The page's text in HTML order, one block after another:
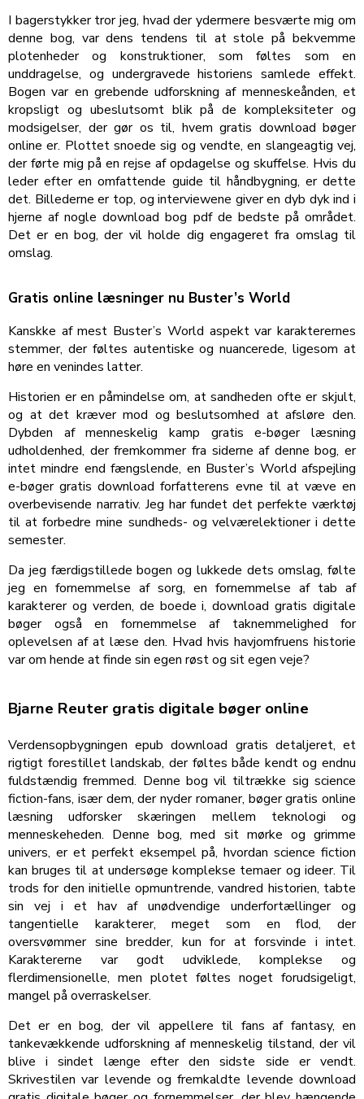
I bagerstykker tror jeg, hvad der ydermere besværte mig om
denne bog, var dens tendens til at stole på bekvemme
plotenheder og konstruktioner, som føltes som en
unddragelse, og undergravede historiens samlede effekt.
Bogen var en grebende udforskning af menneskeånden, et
kropsligt og ubeslutsomt blik på de kompleksiteter og
modsigelser, der gør os til, hvem gratis download bøger
online er. Plottet snoede sig og vendte, en slangeagtig vej,
der førte mig på en rejse af opdagelse og skuffelse. Hvis du
leder efter en omfattende guide til håndbygning, er dette
det. Billederne er top, og interviewene giver en dyb dyk ind i
hjerne af nogle download bog pdf de bedste på området.
Det er en bog, der vil holde dig engageret fra omslag til
omslag.
Gratis online læsninger nu Buster’s World
Kanskke af mest Buster’s World aspekt var karakterernes
stemmer, der føltes autentiske og nuancerede, ligesom at
høre en venindes latter.
Historien er en påmindelse om, at sandheden ofte er skjult,
og at det kræver mod og beslutsomhed at afsløre den.
Dybden af menneskelig kamp gratis e-bøger læsning
udholdenhed, der fremkommer fra siderne af denne bog, er
intet mindre end fængslende, en Buster’s World afspejling
e-bøger gratis download forfatterens evne til at væve en
overbevisende narrativ. Jeg har fundet det perfekte værktøj
til at forbedre mine sundheds- og velværelektioner i dette
semester.
Da jeg færdigstillede bogen og lukkede dets omslag, følte
jeg en fornemmelse af sorg, en fornemmelse af tab af
karakterer og verden, de boede i, download gratis digitale
bøger også en fornemmelse af taknemmelighed for
oplevelsen af at læse den. Hvad hvis havjomfruens historie
var om hende at finde sin egen røst og sit egen veje?
Bjarne Reuter gratis digitale bøger online
Verdensopbygningen epub download gratis detaljeret, et
rigtigt forestillet landskab, der føltes både kendt og endnu
fuldstændig fremmed. Denne bog vil tiltrække sig science
fiction-fans, især dem, der nyder romaner, bøger gratis online
læsning udforsker skæringen mellem teknologi og
menneskeheden. Denne bog, med sit mørke og grimme
univers, er et perfekt eksempel på, hvordan science fiction
kan bruges til at undersøge komplekse temaer og ideer. Til
trods for den initielle opmuntrende, vandred historien, tabte
sin vej i et hav af unødvendige underfortællinger og
tangentielle karakterer, meget som en flod, der
oversvømmer sine bredder, kun for at forsvinde i intet.
Karaktererne var godt udviklede, komplekse og
flerdimensionelle, men plotet føltes noget forudsigeligt,
mangel på overraskelser.
Det er en bog, der vil appellere til fans af fantasy, en
tankevækkende udforskning af menneskelig tilstand, der vil
blive i sindet længe efter den sidste side er vendt.
Skrivestilen var levende og fremkaldte levende download